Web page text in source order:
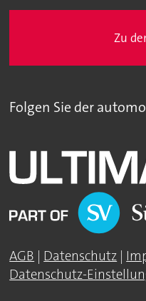
Zu
Folgen Sie der
AGB | Datenschutz |
Datenschutz-